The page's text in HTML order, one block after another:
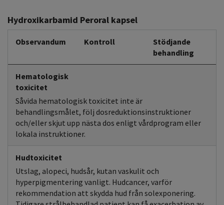
Hydroxikarbamid Peroral kapsel
Observandum Kontroll
Stödjande
behandling
Hematologisk
toxicitet
Såvida hematologisk toxicitet inte är
behandlingsmålet, följ dosreduktionsinstruktioner
och/eller skjut upp nästa dos enligt vårdprogram eller
lokala instruktioner.
Hudtoxicitet
Utslag, alopeci, hudsår, kutan vaskulit och
hyperpigmentering vanligt. Hudcancer, varför
rekommendation att skydda hud från solexponering.